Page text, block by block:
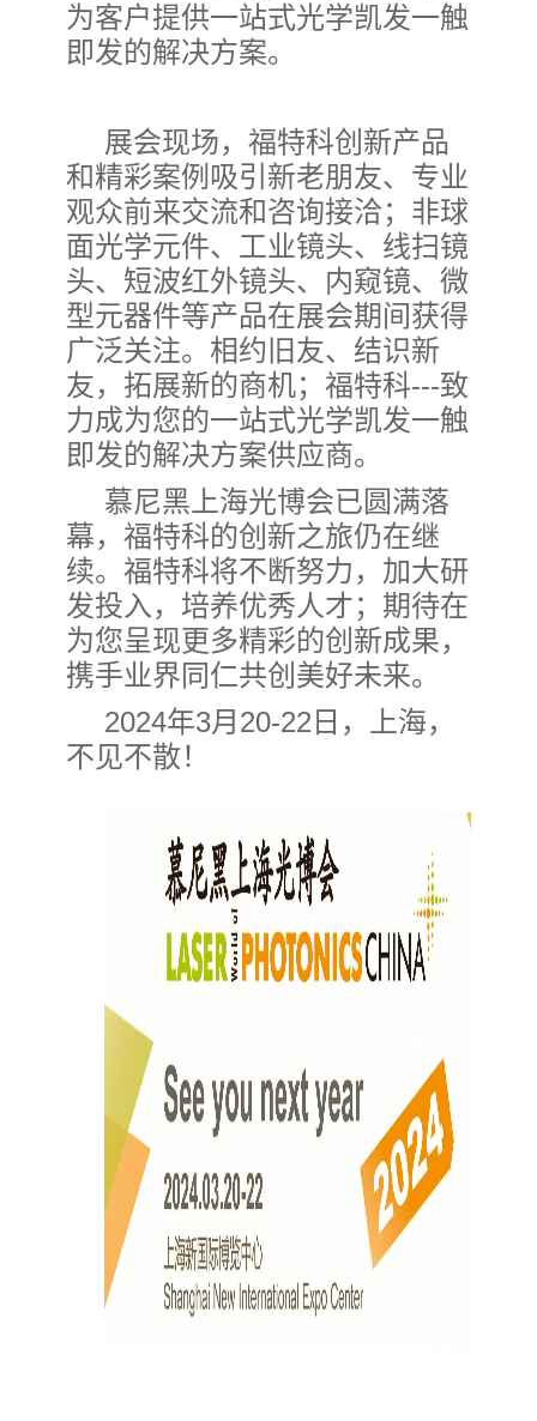
为客户提供一站式光学凯发一触
即发的解决方案。
展会现场，福特科创新产品
和精彩案例吸引新老朋友、专业
观众前来交流和咨询接洽；非球
面光学元件、工业镜头、线扫镜
头、短波红外镜头、内窥镜、微
型元器件等产品在展会期间获得
广泛关注。相约旧友、结识新
友，拓展新的商机；福特科---致
力成为您的一站式光学凯发一触
即发的解决方案供应商。
慕尼黑上海光博会已圆满落
幕，福特科的创新之旅仍在继
续。福特科将不断努力，加大研
发投入，培养优秀人才；期待在
为您呈现更多精彩的创新成果，
携手业界同仁共创美好未来。
2024年3月20-22日，上海，
不见不散！